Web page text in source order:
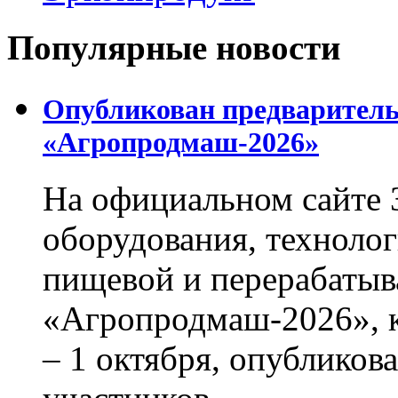
Популярные новости
Опубликован
«Агропродмаш-2026»
На официальном сайте
оборудования,
пищевой и
«Агропродмаш-2026»,
– 1 октября,